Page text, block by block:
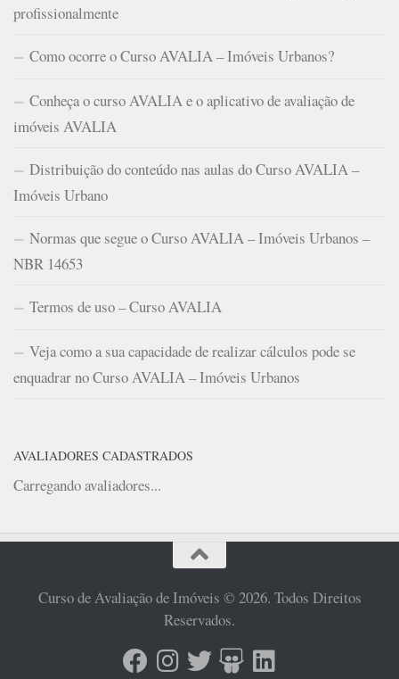
profissionalmente
Como ocorre o Curso AVALIA – Imóveis Urbanos?
Conheça o curso AVALIA e o aplicativo de avaliação de
imóveis AVALIA
Distribuição do conteúdo nas aulas do Curso AVALIA –
Imóveis Urbano
Normas que segue o Curso AVALIA – Imóveis Urbanos –
NBR 14653
Termos de uso – Curso AVALIA
Veja como a sua capacidade de realizar cálculos pode se
enquadrar no Curso AVALIA – Imóveis Urbanos
AVALIADORES CADASTRADOS
Carregando avaliadores...
Curso de Avaliação de Imóveis © 2026. Todos Direitos
Reservados.